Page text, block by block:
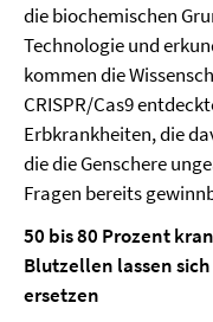
die biochemischen
Technologie und
kommen die
CRISPR/Cas9
Erbkrankheiten, die
die die Genschere
Fragen bereits
50 bis 80 Prozent
Blutzellen lassen sich
ersetzen